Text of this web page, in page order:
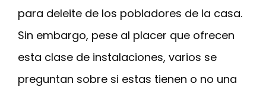
para deleite de los pobladores de la casa.
Sin embargo, pese al placer que ofrecen
esta clase de instalaciones, varios se
preguntan sobre si estas tienen o no una